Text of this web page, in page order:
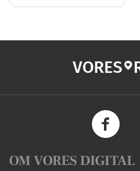
VORES
OM VORES DIGITAL